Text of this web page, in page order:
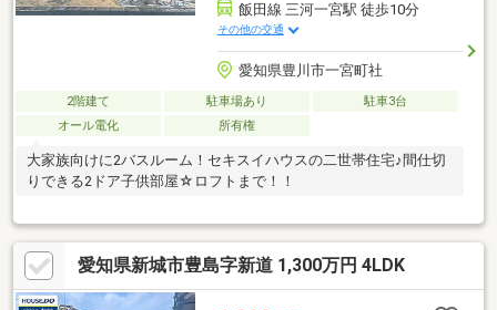
飯田線 三河一宮駅 徒歩10分
その他の交通
愛知県豊川市一宮町社
2階建て 駐車場あり
駐車3台
オール電化
所有権
大家族向けに2バスルーム！セキスイハウスの二世帯住宅♪間仕切
りできる2ドア子供部屋☆ロフトまで！！
愛知県新城市豊島字新道 1,300万円 4LDK